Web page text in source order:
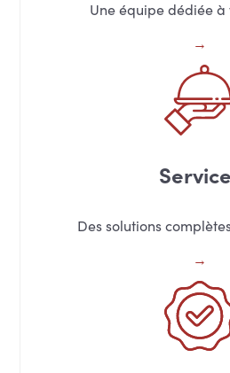
Une équipe dédiée à
Des solutions